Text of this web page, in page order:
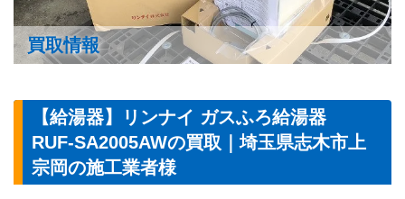
買取情報
【給湯器】リンナイ ガスふろ給湯器
RUF-SA2005AWの買取｜埼玉県志木市上
宗岡の施工業者様